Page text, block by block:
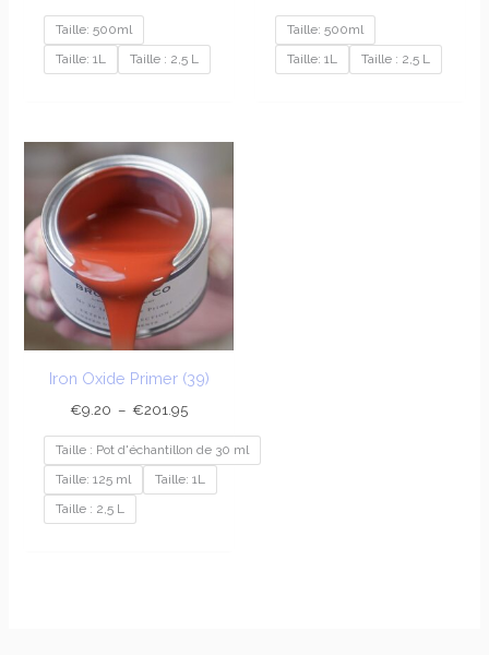
Taille: 500ml
Taille: 1L
Taille : 2,5 L
Taille: 500ml
Taille: 1L
Taille : 2,5 L
Iron Oxide Primer (39)
€9.20 – €201.95
prix :
€9.20
à
€201.95
Taille : Pot d'échantillon de 30 ml
Taille: 125 ml
Taille: 1L
Taille : 2,5 L